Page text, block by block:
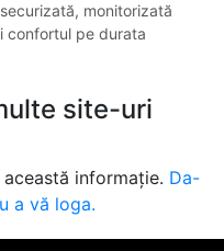
monitorizată
confortul pe durata
site-uri
informație. Da-
a vă loga.